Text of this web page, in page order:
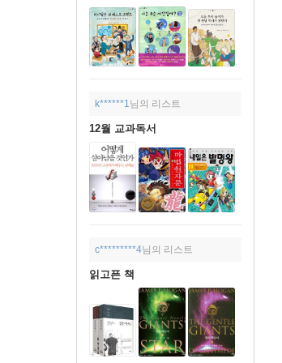
k******1님의 리스트
12월 교과독서
c*********4님의 리스트
읽고픈 책